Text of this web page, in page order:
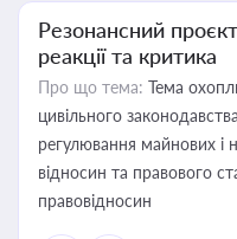
Резонансний
реакції та критика
Про що тема: Тема
цивільного
регулювання майнових і
відносин та правового
правовідносин